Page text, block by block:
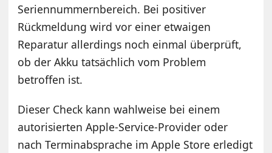
Seriennummernbereich. Bei positiver
Rückmeldung wird vor einer etwaigen
Reparatur allerdings noch einmal überprüft,
ob der Akku tatsächlich vom Problem
betroffen ist.
Dieser Check kann wahlweise bei einem
autorisierten Apple-Service-Provider oder
nach Terminabsprache im Apple Store erledigt